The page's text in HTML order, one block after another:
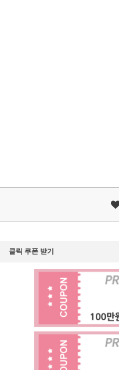
클릭 쿠폰 받기